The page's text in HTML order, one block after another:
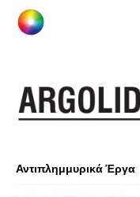
Αντιπλημμυρικά Έργα